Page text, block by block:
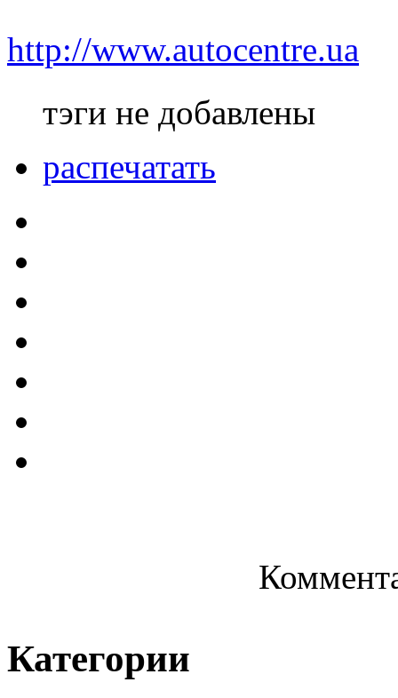
http://www.autocentre.ua
тэги не добавлены
распечатать
Категории